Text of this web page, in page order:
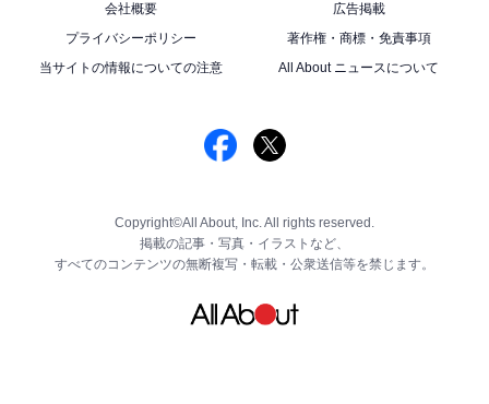
会社概要
広告掲載
プライバシーポリシー
著作権・商標・免責事項
当サイトの情報についての注意
All About ニュースについて
Copyright©All About, Inc. All rights reserved.
掲載の記事・写真・イラストなど、
すべてのコンテンツの無断複写・転載・公衆送信等を禁じます。